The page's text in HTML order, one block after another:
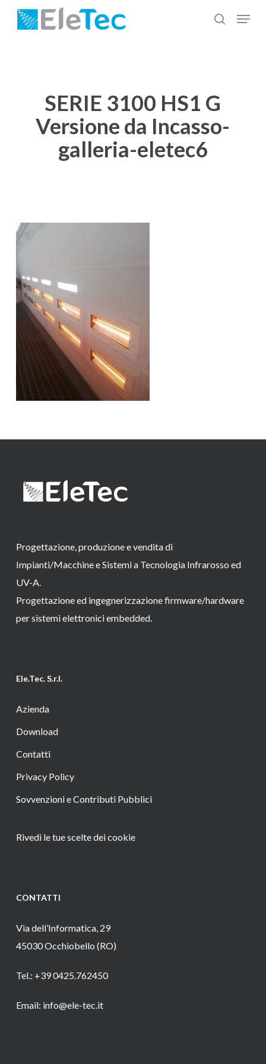
Salta
cerca
Menu
SERIE 3100 HS1 G
Versione da Incasso-
galleria-eletec6
Progettazione, produzione e vendita di
Impianti/Macchine e Sistemi a Tecnologia Infrarosso ed
UV-A.
Progettazione ed ingegnerizzazione firmware/hardware
per sistemi elettronici embedded.
Ele.Tec. S.r.l.
Azienda
Download
Contatti
Privacy Policy
Sovvenzioni e Contributi Pubblici
Rivedi le tue scelte dei cookie
CONTATTI
Via dell’Informatica, 29
45030 Occhiobello (RO)
Tel.: +39 0425.762450
Email: info@ele-tec.it